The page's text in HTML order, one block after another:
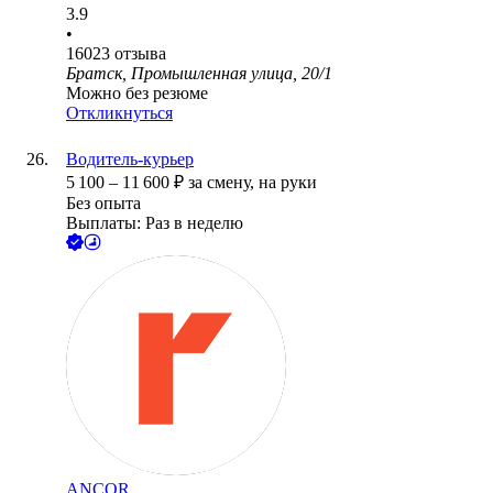
3.9
•
16023 отзыва
Братск, Промышленная улица, 20/1
Можно без резюме
Откликнуться
Водитель-курьер
5 100 – 11 600 ₽ за смену, на руки
Без опыта
Выплаты: Раз в неделю